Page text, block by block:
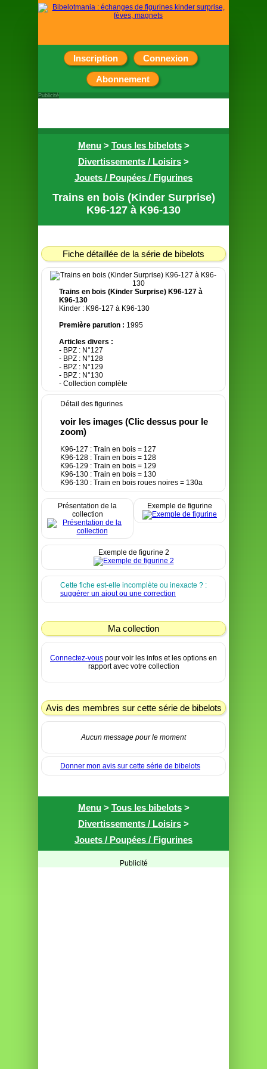
Inscription Connexion
Abonnement
Menu> Tous les bibelots>
Divertissements / Loisirs >
Jouets / Poupées / Figurines
Trains en bois (Kinder Surprise)
K96-127 à K96-130
Fiche détaillée de la série de bibelots
Trains en bois (Kinder Surprise) K96-127 à
K96-130
Kinder : K96-127 à K96-130
Première parution : 1995
Articles divers :
- BPZ : N°127
- BPZ : N°128
- BPZ : N°129
- BPZ : N°130
- Collection complète
Détail des figurines
voir les images (Clic dessus pour le
zoom)
K96-127 : Train en bois = 127
K96-128 : Train en bois = 128
K96-129 : Train en bois = 129
K96-130 : Train en bois = 130
K96-130 : Train en bois roues noires = 130a
Présentation de la
collection
Exemple de figurine
Exemple de figurine 2
Cette fiche est-elle incomplète ou inexacte ? :
suggérer un ajout ou une correction
Ma collection
Connectez-vous pour voir les infos et les options en
rapport avec votre collection
Avis des membres sur cette série de bibelots
Aucun message pour le moment
Donner mon avis sur cette série de bibelots
Menu> Tous les bibelots>
Divertissements / Loisirs >
Jouets / Poupées / Figurines
Publicité
Publicité